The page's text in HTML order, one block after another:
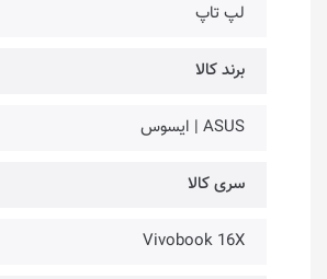
لپ تاپ
برند کالا
ASUS | ایسوس
سری کالا
Vivobook 16X